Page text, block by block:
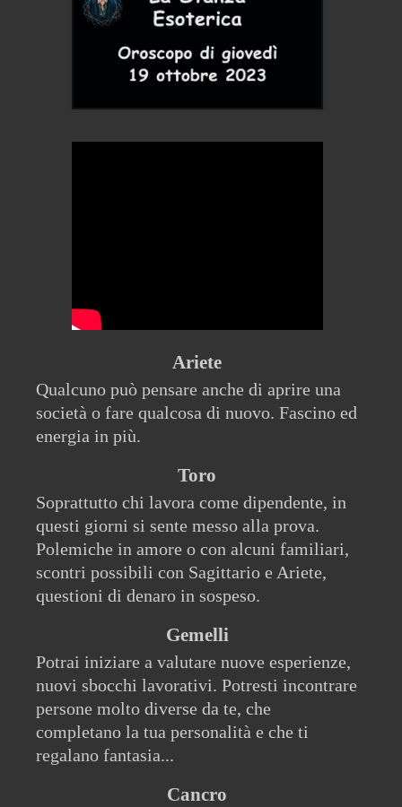
Ariete
Qualcuno può pensare anche di aprire una
società o fare qualcosa di nuovo. Fascino ed
energia in più.
Toro
Soprattutto chi lavora come dipendente, in
questi giorni si sente messo alla prova.
Polemiche in amore o con alcuni familiari,
scontri possibili con Sagittario e Ariete,
questioni di denaro in sospeso.
Gemelli
Potrai iniziare a valutare nuove esperienze,
nuovi sbocchi lavorativi. Potresti incontrare
persone molto diverse da te, che
completano la tua personalità e che ti
regalano fantasia...
Cancro